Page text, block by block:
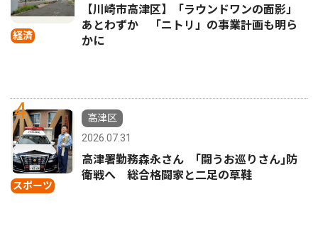
経済
【川崎市高津区】「ラウンドワンの面影」
あとわずか 「ニトリ」の事業計画も明ら
かに
4
スポーツ
高津区
2026.07.31
高津署勤務森永さん ｢闘うお巡りさん｣防
衛戦へ 総合格闘家と二足の草鞋